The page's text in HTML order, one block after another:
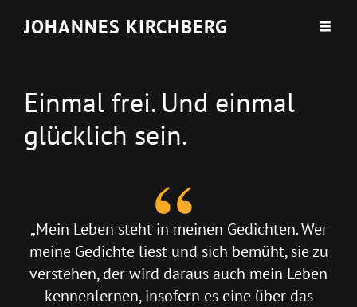
JOHANNES KIRCHBERG
Einmal frei. Und einmal
glücklich sein.
„Mein Leben steht in meinen Gedichten. Wer
meine Gedichte liest und sich bemüht, sie zu
verstehen, der wird daraus auch mein Leben
kennenlernen, insofern es eine über das